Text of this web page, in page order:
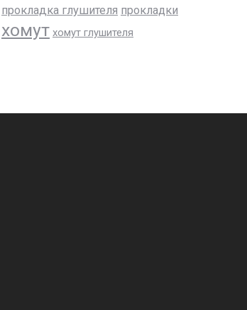
прокладка глушителя прокладки
хомут хомут глушителя